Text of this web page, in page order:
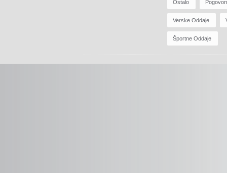
Ostalo
Verske Oddaje
Športne Oddaje